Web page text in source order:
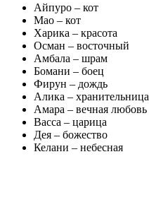
Айпуро – кот
Мао – кот
Харика – красота
Осман – восточный
Амбала – шрам
Бомани – боец
Фирун – дождь
Алика – хранительница
Амара – вечная любовь
Васса – царица
Дея – божество
Келани – небесная